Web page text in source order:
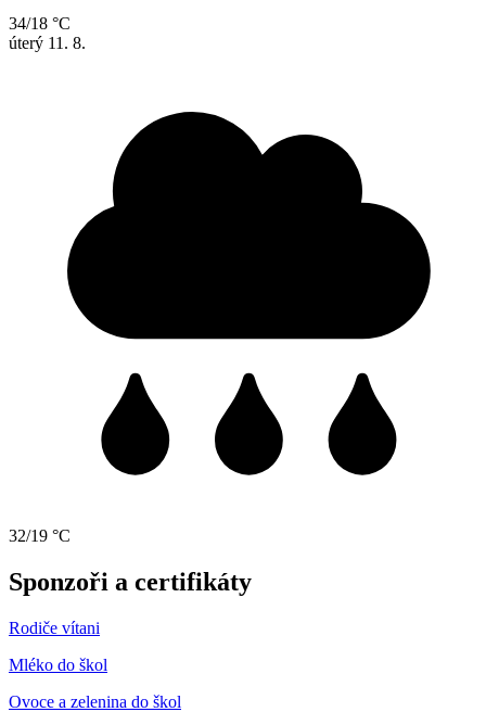
34/18 °C
úterý 11. 8.
32/19 °C
Sponzoři a certifikáty
Rodiče vítani
Mléko do škol
Ovoce a zelenina do škol